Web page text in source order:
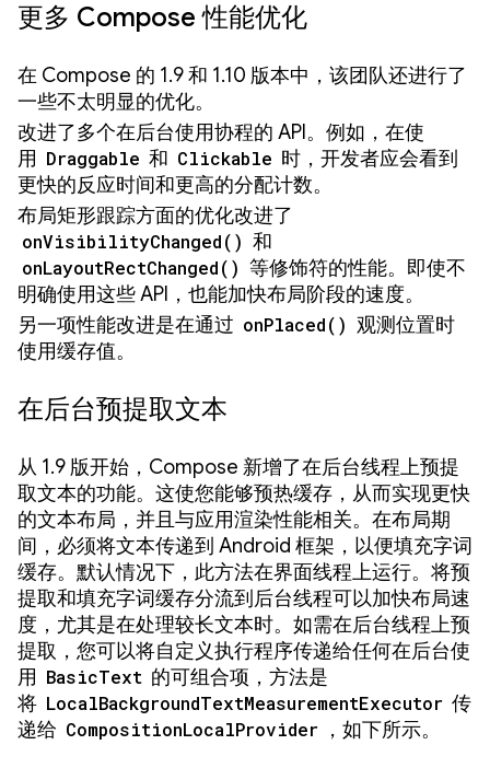
更多 Compose 性能优化
在 Compose 的 1.9 和 1.10 版本中，该团队还进行了
一些不太明显的优化。
改进了多个在后台使用协程的 API。例如，在使
用 Draggable 和 Clickable 时，开发者应会看到
更快的反应时间和更高的分配计数。
布局矩形跟踪方面的优化改进了
onVisibilityChanged() 和
onLayoutRectChanged() 等修饰符的性能。即使不
明确使用这些 API，也能加快布局阶段的速度。
另一项性能改进是在通过 onPlaced() 观测位置时
使用缓存值。
在后台预提取文本
从 1.9 版开始，Compose 新增了在后台线程上预提
取文本的功能。这使您能够预热缓存，从而实现更快
的文本布局，并且与应用渲染性能相关。在布局期
间，必须将文本传递到 Android 框架，以便填充字词
缓存。默认情况下，此方法在界面线程上运行。将预
提取和填充字词缓存分流到后台线程可以加快布局速
度，尤其是在处理较长文本时。如需在后台线程上预
提取，您可以将自定义执行程序传递给任何在后台使
用 BasicText 的可组合项，方法是
将 LocalBackgroundTextMeasurementExecutor 传
递给 CompositionLocalProvider ，如下所示。